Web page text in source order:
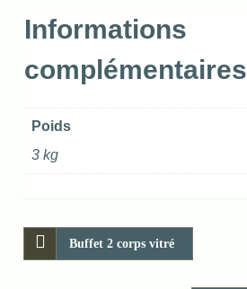
Informations
complémentaires
Poids
3 kg
Buffet 2 corps vitré